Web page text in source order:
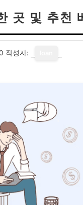
곳 및 추천
작성자: